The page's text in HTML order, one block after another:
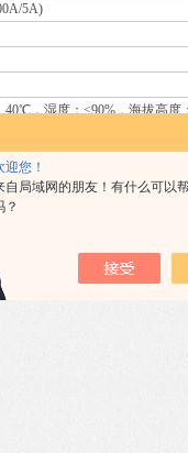
迎您！
自局域网的朋友！有什么可以
？
5A)
，湿度：≤90%，海拔高度
× 340mm ， 重量：≤22Kg
器伏安特性测试仪厂家